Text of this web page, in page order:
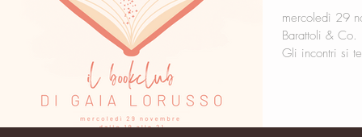
mercoledì 29
Barattoli & Co.
Gli incontri si